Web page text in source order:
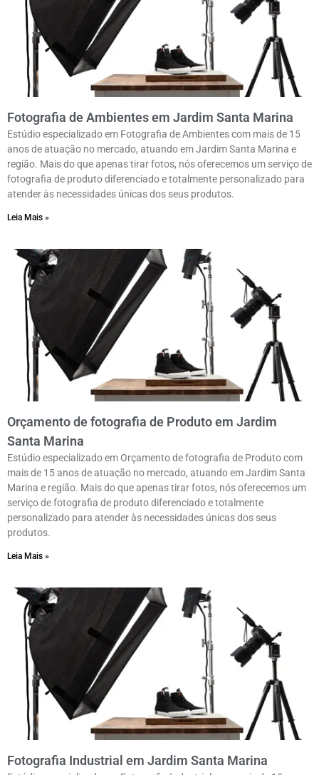
Fotografia de Ambientes em Jardim Santa Marina
Estúdio especializado em Fotografia de Ambientes com mais de 15
anos de atuação no mercado, atuando em Jardim Santa Marina e
região. Mais do que apenas tirar fotos, nós oferecemos um serviço de
fotografia de produto diferenciado e totalmente personalizado para
atender às necessidades únicas dos seus produtos.
Leia Mais »
Orçamento de fotografia de Produto em Jardim
Santa Marina
Estúdio especializado em Orçamento de fotografia de Produto com
mais de 15 anos de atuação no mercado, atuando em Jardim Santa
Marina e região. Mais do que apenas tirar fotos, nós oferecemos um
serviço de fotografia de produto diferenciado e totalmente
personalizado para atender às necessidades únicas dos seus
produtos.
Leia Mais »
Fotografia Industrial em Jardim Santa Marina